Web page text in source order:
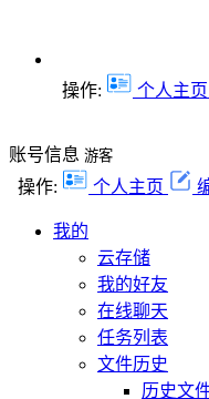
操作: 个人主页
账号信息 游客
操作: 个人主页
我的
云存储
我的好友
在线聊天
任务列表
文件历史
历史文